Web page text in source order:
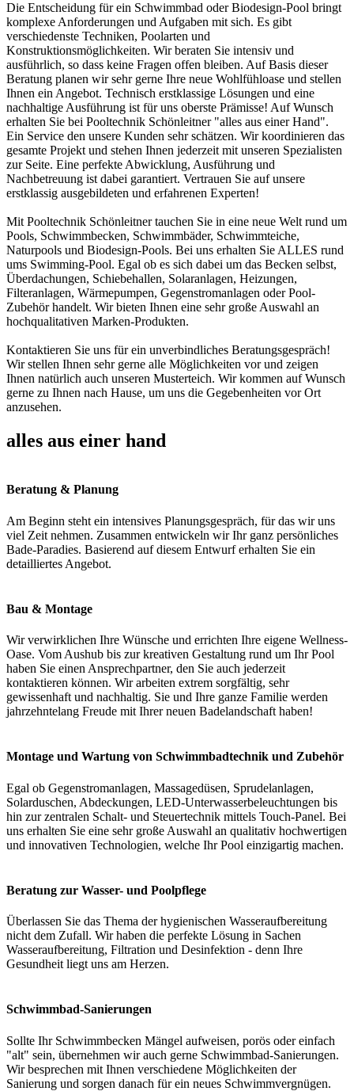
Die Entscheidung für ein Schwimmbad oder Biodesign-Pool bringt
komplexe Anforderungen und Aufgaben mit sich. Es gibt
verschiedenste Techniken, Poolarten und
Konstruktionsmöglichkeiten. Wir beraten Sie intensiv und
ausführlich, so dass keine Fragen offen bleiben. Auf Basis dieser
Beratung planen wir sehr gerne Ihre neue Wohlfühloase und stellen
Ihnen ein Angebot. Technisch erstklassige Lösungen und eine
nachhaltige Ausführung ist für uns oberste Prämisse! Auf Wunsch
erhalten Sie bei Pooltechnik Schönleitner "alles aus einer Hand".
Ein Service den unsere Kunden sehr schätzen. Wir koordinieren das
gesamte Projekt und stehen Ihnen jederzeit mit unseren Spezialisten
zur Seite. Eine perfekte Abwicklung, Ausführung und
Nachbetreuung ist dabei garantiert. Vertrauen Sie auf unsere
erstklassig ausgebildeten und erfahrenen Experten!
Mit Pooltechnik Schönleitner tauchen Sie in eine neue Welt rund um
Pools, Schwimmbecken, Schwimmbäder, Schwimmteiche,
Naturpools und Biodesign-Pools. Bei uns erhalten Sie ALLES rund
ums Swimming-Pool. Egal ob es sich dabei um das Becken selbst,
Überdachungen, Schiebehallen, Solaranlagen, Heizungen,
Filteranlagen, Wärmepumpen, Gegenstromanlagen oder Pool-
Zubehör handelt. Wir bieten Ihnen eine sehr große Auswahl an
hochqualitativen Marken-Produkten.
Kontaktieren Sie uns für ein unverbindliches Beratungsgespräch!
Wir stellen Ihnen sehr gerne alle Möglichkeiten vor und zeigen
Ihnen natürlich auch unseren Musterteich. Wir kommen auf Wunsch
gerne zu Ihnen nach Hause, um uns die Gegebenheiten vor Ort
anzusehen.
alles aus einer hand
Beratung & Planung
Am Beginn steht ein intensives Planungsgespräch, für das wir uns
viel Zeit nehmen. Zusammen entwickeln wir Ihr ganz persönliches
Bade-Paradies. Basierend auf diesem Entwurf erhalten Sie ein
detailliertes Angebot.
Bau & Montage
Wir verwirklichen Ihre Wünsche und errichten Ihre eigene Wellness-
Oase. Vom Aushub bis zur kreativen Gestaltung rund um Ihr Pool
haben Sie einen Ansprechpartner, den Sie auch jederzeit
kontaktieren können. Wir arbeiten extrem sorgfältig, sehr
gewissenhaft und nachhaltig. Sie und Ihre ganze Familie werden
jahrzehntelang Freude mit Ihrer neuen Badelandschaft haben!
Montage und Wartung von Schwimmbadtechnik und Zubehör
Egal ob Gegenstromanlagen, Massagedüsen, Sprudelanlagen,
Solarduschen, Abdeckungen, LED-Unterwasserbeleuchtungen bis
hin zur zentralen Schalt- und Steuertechnik mittels Touch-Panel. Bei
uns erhalten Sie eine sehr große Auswahl an qualitativ hochwertigen
und innovativen Technologien, welche Ihr Pool einzigartig machen.
Beratung zur Wasser- und Poolpflege
Überlassen Sie das Thema der hygienischen Wasseraufbereitung
nicht dem Zufall. Wir haben die perfekte Lösung in Sachen
Wasseraufbereitung, Filtration und Desinfektion - denn Ihre
Gesundheit liegt uns am Herzen.
Schwimmbad-Sanierungen
Sollte Ihr Schwimmbecken Mängel aufweisen, porös oder einfach
"alt" sein, übernehmen wir auch gerne Schwimmbad-Sanierungen.
Wir besprechen mit Ihnen verschiedene Möglichkeiten der
Sanierung und sorgen danach für ein neues Schwimmvergnügen.